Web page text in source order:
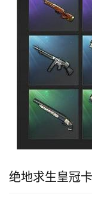
绝地求生皇冠